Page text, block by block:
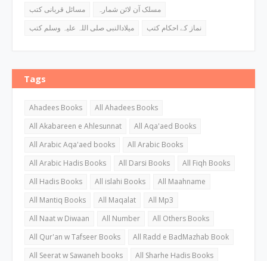
مسائل قربانی کتب
مسلک آن لائن شمارہ
میلادالنبی صلی اللہ علیہ وسلم کتب
نماز کے احکام کتب
Tags
Ahadees Books
All Ahadees Books
All Akabareen e Ahlesunnat
All Aqa'aed Books
All Arabic Aqa'aed books
All Arabic Books
All Arabic Hadis Books
All Darsi Books
All Fiqh Books
All Hadis Books
All islahi Books
All Maahname
All Mantiq Books
All Maqalat
All Mp3
All Naat w Diwaan
All Number
All Others Books
All Qur'an w Tafseer Books
All Radd e BadMazhab Book
All Seerat w Sawaneh books
All Sharhe Hadis Books